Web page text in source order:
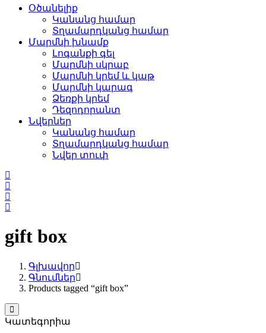
Օծանելիք
Կանանց համար
Տղամարդկանց համար
Մարմնի խնամք
Լոգանքի գել
Մարմնի սկրաբ
Մարմնի կրեմ և կաթ
Մարմնի կարագ
Ձեռքի կրեմ
Դեզոդորանտ
Նվերներ
Կանանց համար
Տղամարդկանց համար
Նվեր տուփ
gift box
Գլխավոր
Գնումներ
Products tagged “gift box”
Կատեգորիա